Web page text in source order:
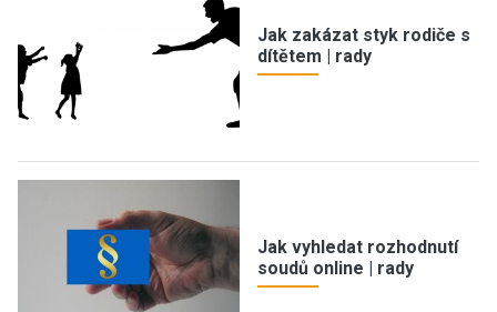
Jak zakázat styk rodiče s
dítětem | rady
Jak vyhledat rozhodnutí
soudů online | rady